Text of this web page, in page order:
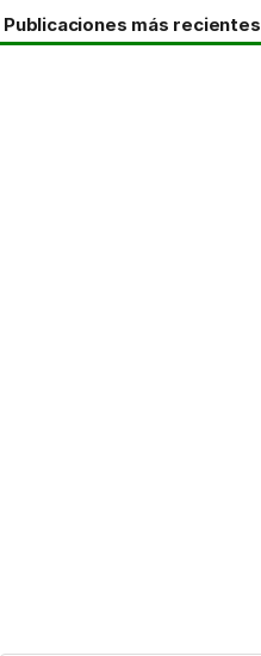
Publicaciones más recientes